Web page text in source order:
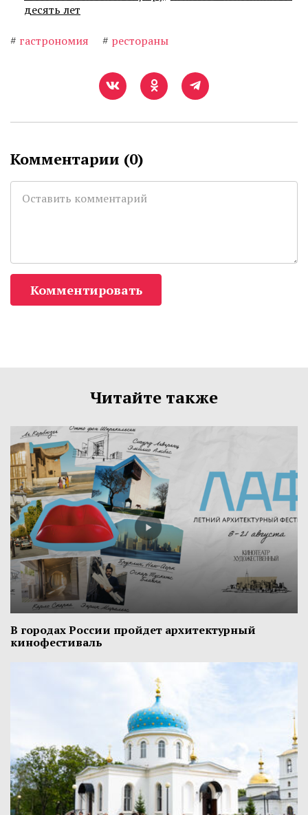
десять лет
# гастрономия # рестораны
Комментарии (0)
Комментировать
Читайте также
В городах России пройдет архитектурный
кинофестиваль